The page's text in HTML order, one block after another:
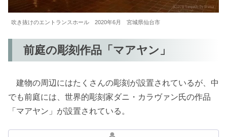
吹き抜けのエントランスホール 2020年6月 宮城県仙台市
前庭の彫刻作品「マアヤン」
建物の周辺にはたくさんの彫刻が設置されているが、中
でも前庭には、世界的彫刻家ダニ・カラヴァン氏の作品
「マアヤン」が設置されている。